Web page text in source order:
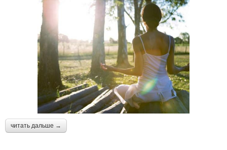
читать дальше →